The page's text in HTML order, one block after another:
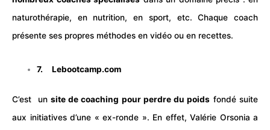
naturothérapie, en nutrition, en sport, etc. Chaque coach
présente ses propres méthodes en vidéo ou en recettes.
7.Lebootcamp.com
C’est un site de coaching pour perdre du poids fondé suite
aux initiatives d’une « ex-ronde ». En effet, Valérie Orsonia a